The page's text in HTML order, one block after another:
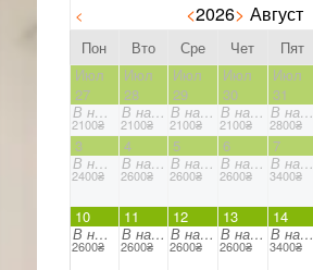
< <2026> Август
Пон
Вто Сре Чет Пят
Июл
27
В наличии
2100₴
Июл
28
В наличии
2100₴
Июл
29
В наличии
2100₴
Июл
30
В наличии
2100₴
Июл
31
В наличии
2800₴
3
В наличии
2400₴
4
В наличии
2600₴
5
В наличии
2600₴
6
В наличии
2600₴
7
В наличии
3400₴
10
В наличии
2600₴
11
В наличии
2600₴
12
В наличии
2600₴
13
В наличии
2600₴
14
В наличии
3400₴